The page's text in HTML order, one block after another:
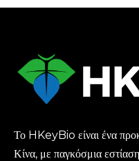
Το HKeyBio είναι ένα
Κίνα, με παγκόσμια